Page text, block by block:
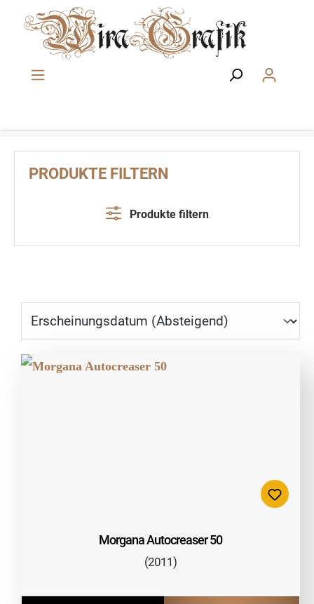
Zum Hauptinhalt springen
PRODUKTE FILTERN
Produkte filtern
Morgana Autocreaser 50
(2011)